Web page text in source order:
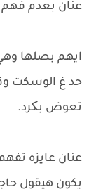
عنان بعدم
ايهم بصلها
حد غ الوسكت
تعوض بکرد.
عنان عايزه
يكون هيقول